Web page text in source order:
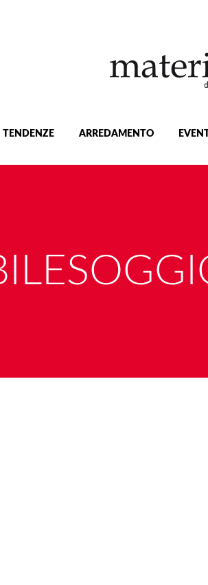
TENDENZE ARREDAMENTO